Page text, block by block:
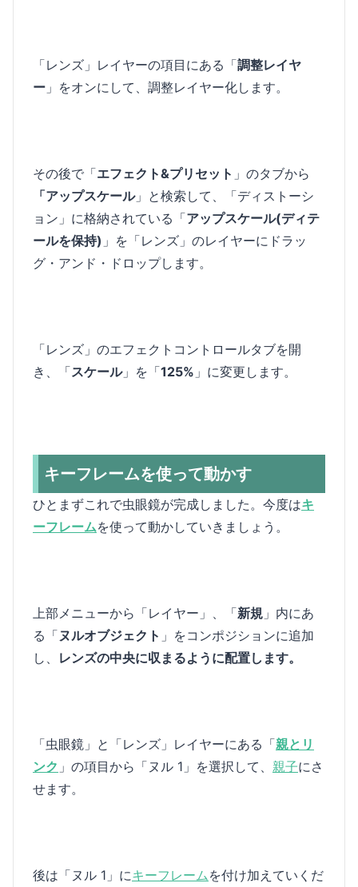
「レンズ」レイヤーの項目にある「調整レイヤ
ー 」をオンにして、調整レイヤー化します。
その後で「エフェクト&プリセット 」のタブから
「アップスケール」と検索して、「ディストーシ
ョン」に格納されている「アップスケール(ディテ
ールを保持) 」を「レンズ」のレイヤーにドラッ
グ・アンド・ドロップします。
「レンズ」のエフェクトコントロールタブを開
き、「スケール」を「125% 」に変更します。
キーフレームを使って動かす
ひとまずこれで虫眼鏡が完成しました。今度はキ
ーフレームを使って動かしていきましょう。
上部メニューから「レイヤー」、「新規 」内にあ
る「ヌルオブジェクト 」をコンポジションに追加
し、 レンズの中央に収まるように配置します。
「虫眼鏡」と「レンズ」レイヤーにある「親とリ
ンク 」の項目から「ヌル 1」を選択して、 親子にさ
せます。
後は「ヌル 1」にキーフレームを付け加えていくだ